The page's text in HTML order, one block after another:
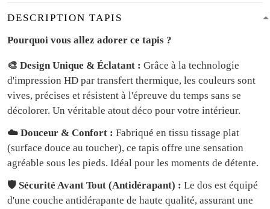
DESCRIPTION TAPIS
Pourquoi vous allez adorer ce tapis ?
🎨 Design Unique & Éclatant : Grâce à la technologie
d'impression HD par transfert thermique, les couleurs sont
vives, précises et résistent à l'épreuve du temps sans se
décolorer. Un véritable atout déco pour votre intérieur.
☁️ Douceur & Confort : Fabriqué en tissu tissage plat
(surface douce au toucher), ce tapis offre une sensation
agréable sous les pieds. Idéal pour les moments de détente.
🛡️ Sécurité Avant Tout (Antidérapant) : Le dos est équipé
d'une couche antidérapante de haute qualité, assurant une